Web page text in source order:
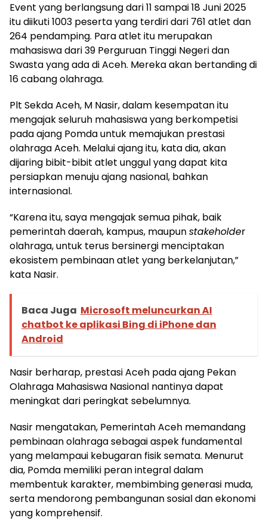
Event yang berlangsung dari 11 sampai 18 Juni 2025
itu diikuti 1003 peserta yang terdiri dari 761 atlet dan
264 pendamping. Para atlet itu merupakan
mahasiswa dari 39 Perguruan Tinggi Negeri dan
Swasta yang ada di Aceh. Mereka akan bertanding di
16 cabang olahraga.
Plt Sekda Aceh, M Nasir, dalam kesempatan itu
mengajak seluruh mahasiswa yang berkompetisi
pada ajang Pomda untuk memajukan prestasi
olahraga Aceh. Melalui ajang itu, kata dia, akan
dijaring bibit-bibit atlet unggul yang dapat kita
persiapkan menuju ajang nasional, bahkan
internasional.
“Karena itu, saya mengajak semua pihak, baik
pemerintah daerah, kampus, maupunstakeholder
olahraga, untuk terus bersinergi menciptakan
ekosistem pembinaan atlet yang berkelanjutan,”
kata Nasir.
Baca Juga Microsoft meluncurkan AI
chatbot ke aplikasi Bing di iPhone dan
Android
Nasir berharap, prestasi Aceh pada ajang Pekan
Olahraga Mahasiswa Nasional nantinya dapat
meningkat dari peringkat sebelumnya.
Nasir mengatakan, Pemerintah Aceh memandang
pembinaan olahraga sebagai aspek fundamental
yang melampaui kebugaran fisik semata. Menurut
dia, Pomda memiliki peran integral dalam
membentuk karakter, membimbing generasi muda,
serta mendorong pembangunan sosial dan ekonomi
yang komprehensif.